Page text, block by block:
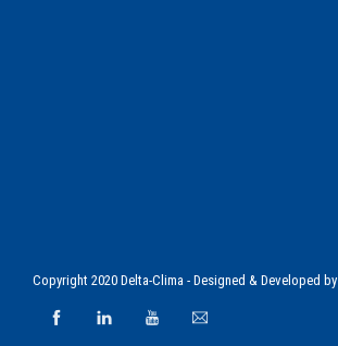
Copyright 2020 Delta-Clima - Designed & Developed by